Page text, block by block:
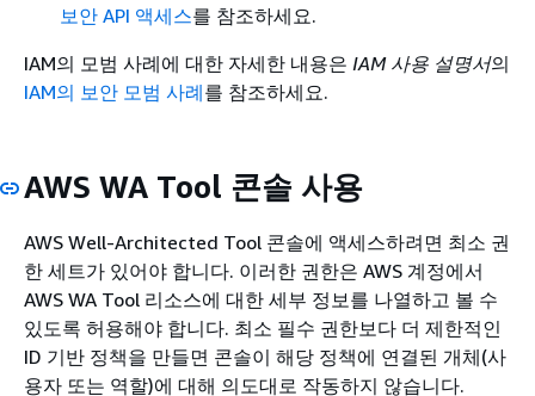
보안 API 액세스를 참조하세요.
IAM의 모범 사례에 대한 자세한 내용은 IAM 사용 설명서의
IAM의 보안 모범 사례를 참조하세요.
AWS WA Tool 콘솔 사용
AWS Well-Architected Tool 콘솔에 액세스하려면 최소 권
한 세트가 있어야 합니다. 이러한 권한은 AWS 계정에서
AWS WA Tool 리소스에 대한 세부 정보를 나열하고 볼 수
있도록 허용해야 합니다. 최소 필수 권한보다 더 제한적인
ID 기반 정책을 만들면 콘솔이 해당 정책에 연결된 개체(사
용자 또는 역할)에 대해 의도대로 작동하지 않습니다.